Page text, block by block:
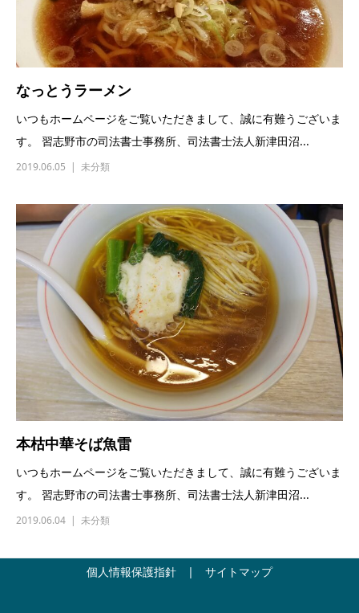
なっとうラーメン
いつもホームページをご覧いただきまして、誠に有難うございま
す。 習志野市の司法書士事務所、司法書士法人新津田沼...
2019.06.05 未分類
本枯中華そば魚雷
いつもホームページをご覧いただきまして、誠に有難うございま
す。 習志野市の司法書士事務所、司法書士法人新津田沼...
2019.06.04 未分類
個人情報保護指針 | サイトマップ